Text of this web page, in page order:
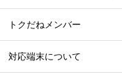
トクだねメンバー
対応端末について